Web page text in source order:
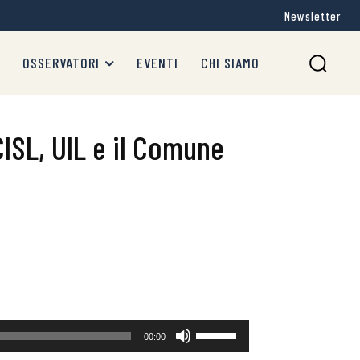
Newsletter
OSSERVATORI EVENTI CHI SIAMO
UIL e il Comune
00:00